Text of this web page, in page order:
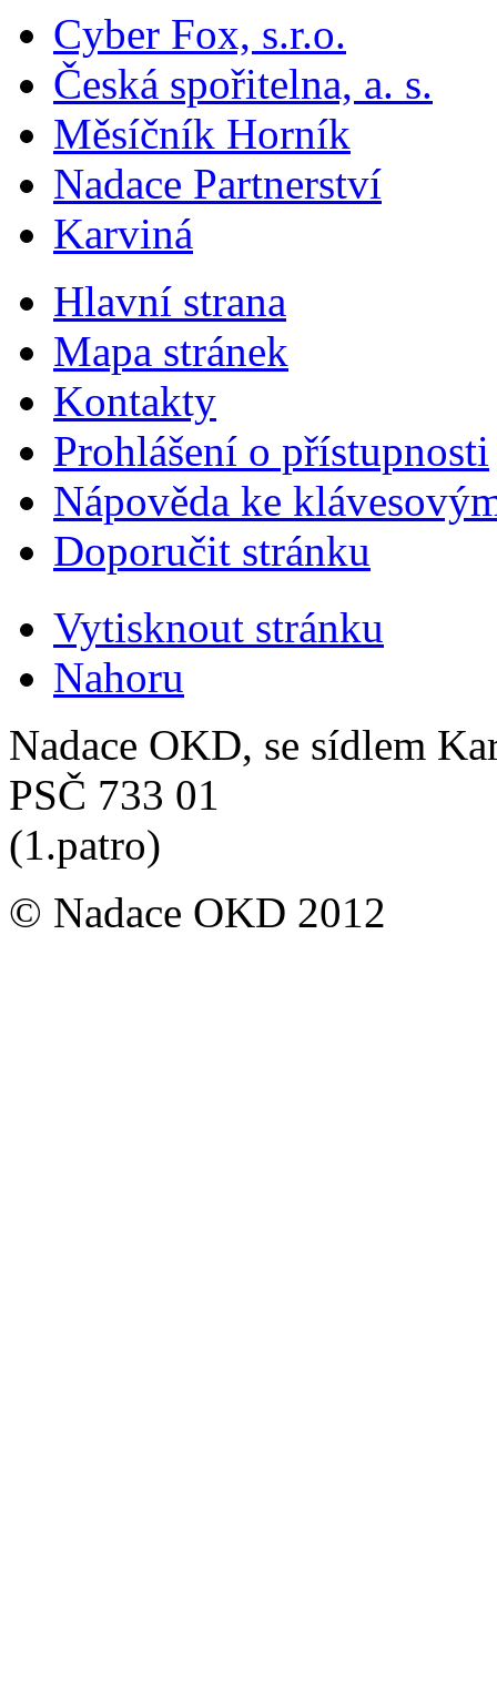
Cyber Fox, s.r.o.
Česká spořitelna, a. s.
Měsíčník Horník
Nadace Partnerství
Karviná
Hlavní strana
Mapa stránek
Kontakty
Prohlášení o přístupnosti
Nápověda ke
Doporučit stránku
Vytisknout stránku
Nahoru
Nadace OKD, se sídlem
PSČ 733 01
(1.patro)
© Nadace OKD 2012